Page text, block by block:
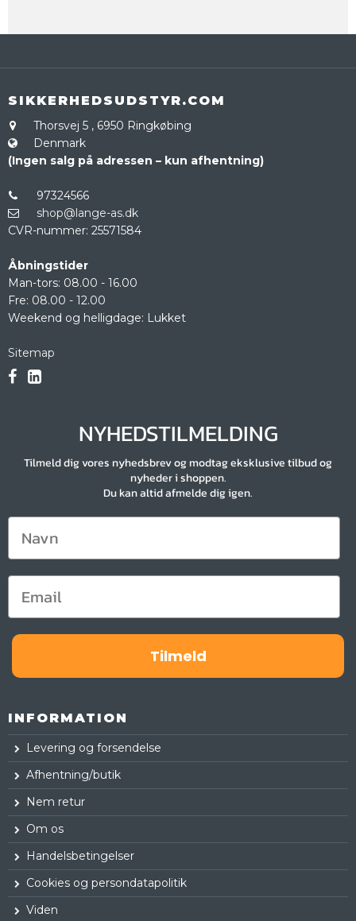
SIKKERHEDSUDSTYR.COM
Thorsvej 5 , 6950 Ringkøbing
Denmark
(Ingen salg på adressen – kun afhentning)
97324566
shop@lange-as.dk
CVR-nummer: 25571584
Åbningstider
Man-tors: 08.00 - 16.00
Fre: 08.00 - 12.00
Weekend og helligdage: Lukket
Sitemap
NYHEDSTILMELDING
Tilmeld dig vores nyhedsbrev og modtag eksklusive tilbud og
nyheder i shoppen.
Du kan altid afmelde dig igen.
Tilmeld
INFORMATION
Levering og forsendelse
Afhentning/butik
Nem retur
Om os
Handelsbetingelser
Cookies og persondatapolitik
Viden